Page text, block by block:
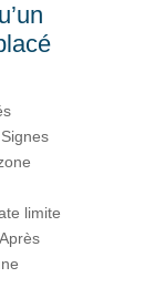
limite